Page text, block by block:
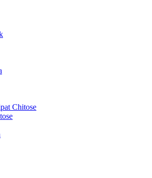
Chitose